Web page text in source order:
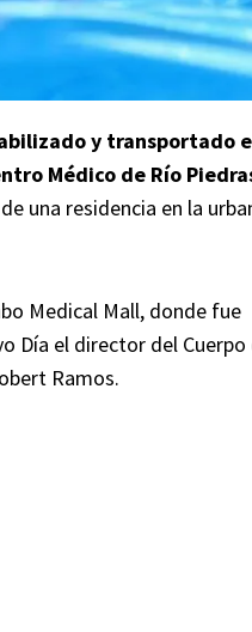
y transportado
Médico de Río
una residencia en la
Medical Mall, donde fue
Día el director del Cuerpo
Ramos.